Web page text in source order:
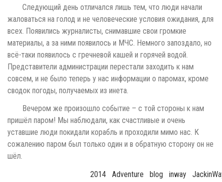
Следующий день отличался лишь тем, что люди начали
жаловаться на голод и не человеческие условия ожидания, для
всех. Появились журналисты, снимавшие свои громкие
материалы, а за ними появилось и МЧС. Немного запоздало, но
всё-таки появилось с гречневой кашей и горячей водой.
Представители администрации перестали заходить к нам
совсем, и не было теперь у нас информации о паромах, кроме
сводок погоды, получаемых из инета.
Вечером же произошло событие – с той стороны к нам
пришёл паром! Мы наблюдали, как счастливые и очень
уставшие люди покидали корабль и проходили мимо нас. К
сожалению паром был только один и в обратную сторону он не
шёл.
2014
Adventure Blog Inway